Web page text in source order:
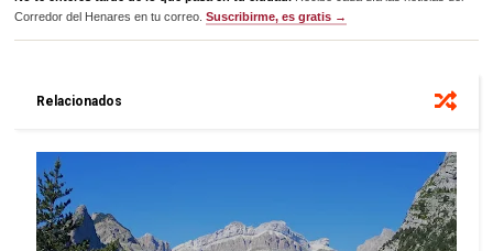
Corredor del Henares en tu correo.Suscribirme, es gratis →
Relacionados